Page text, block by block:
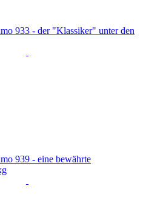
933 - der "Klassiker" unter den
939 - eine bewährte